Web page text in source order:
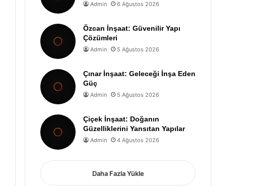
Admin 6 Ağustos 2026
Özcan İnşaat: Güvenilir Yapı
Çözümleri
Admin 5 Ağustos 2026
Çınar İnşaat: Geleceği İnşa Eden
Güç
Admin 5 Ağustos 2026
Çiçek İnşaat: Doğanın
Güzelliklerini Yansıtan Yapılar
Admin 4 Ağustos 2026
Daha Fazla Yükle